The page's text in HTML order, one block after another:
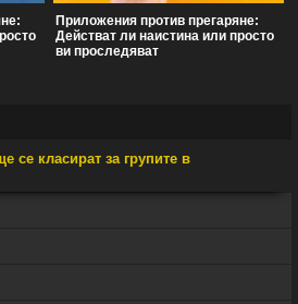
Приложения против прегаряне:
Действат ли наистина или просто
ви проследяват
се класират за групите в